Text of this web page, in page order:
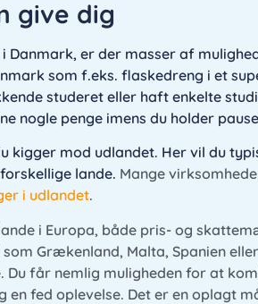
give dig
Danmark, er der masser af
som f.eks. flaskedreng i et
studeret eller haft enkelte
nogle penge imens du holder
kigger mod udlandet. Her vil du
lande. Mange
i udlandet.
i Europa, både pris- og
Grækenland, Malta, Spanien
Du får nemlig muligheden for at
en fed oplevelse. Det er en oplagt